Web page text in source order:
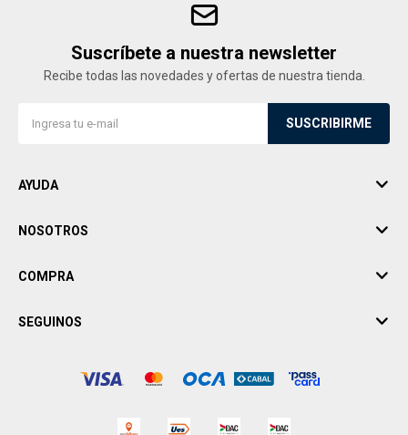
Suscríbete a nuestra newsletter
Recibe todas las novedades y ofertas de nuestra tienda.
SUSCRIBIRME
AYUDA
NOSOTROS
COMPRA
SEGUINOS